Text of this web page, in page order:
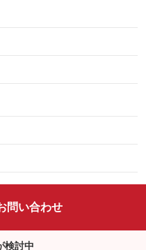
問い合わせ
検討中